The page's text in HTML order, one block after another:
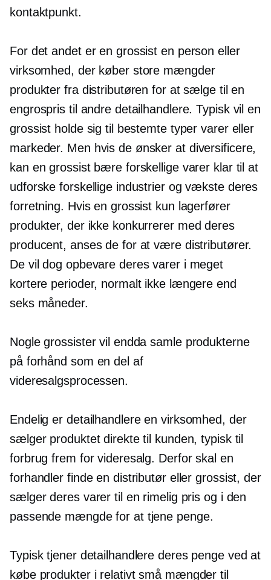
kontaktpunkt.
For det andet er en grossist en person eller
virksomhed, der køber store mængder
produkter fra distributøren for at sælge til en
engrospris til andre detailhandlere. Typisk vil en
grossist holde sig til bestemte typer varer eller
markeder. Men hvis de ønsker at diversificere,
kan en grossist bære forskellige varer klar til at
udforske forskellige industrier og vækste deres
forretning. Hvis en grossist kun lagerfører
produkter, der ikke konkurrerer med deres
producent, anses de for at være distributører.
De vil dog opbevare deres varer i meget
kortere perioder, normalt ikke længere end
seks måneder.
Nogle grossister vil endda samle produkterne
på forhånd som en del af
videresalgsprocessen.
Endelig er detailhandlere en virksomhed, der
sælger produktet direkte til kunden, typisk til
forbrug frem for videresalg. Derfor skal en
forhandler finde en distributør eller grossist, der
sælger deres varer til en rimelig pris og i den
passende mængde for at tjene penge.
Typisk tjener detailhandlere deres penge ved at
købe produkter i relativt små mængder til